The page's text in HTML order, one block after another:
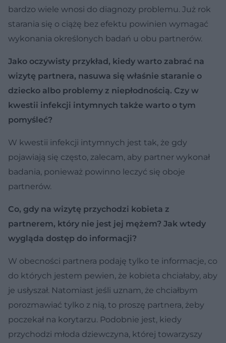
bardzo wiele wnosi do diagnozy problemu. Już rok
starania się o ciążę bez efektu powinien wymagać
wykonania określonych badań u obu partnerów.
Jako oczywisty przykład, kiedy warto zabrać na
wizytę partnera, nasuwa się właśnie staranie o
dziecko albo problemy z niepłodnością. Czy w
kwestii infekcji intymnych także warto o tym
pomyśleć?
W kwestii infekcji intymnych jest tak, że gdy
pojawiają się często, zalecam, aby partner wykonał
badania, ponieważ powinno leczyć się oboje
partnerów.
Co, gdy na wizytę przychodzi kobieta z
partnerem, który nie jest jej mężem? Jak wtedy
wygląda dostęp do informacji?
W obecności partnera podaję tylko te informacje, co
do których jestem pewien, że kobieta chciałaby, aby
je usłyszał. Natomiast jeśli uznam, że chciałbym
porozmawiać tylko z nią, to proszę partnera, żeby
poczekał na korytarzu. Podobnie jest, kiedy
przychodzi młoda dziewczyna, której towarzyszy